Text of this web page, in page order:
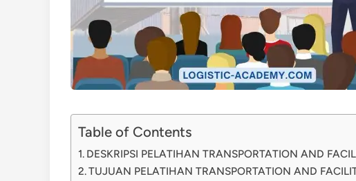
Table of Contents
DESKRIPSI PELATIHAN TRANSPORTATION AND
TUJUAN PELATIHAN TRANSPORTATION AND